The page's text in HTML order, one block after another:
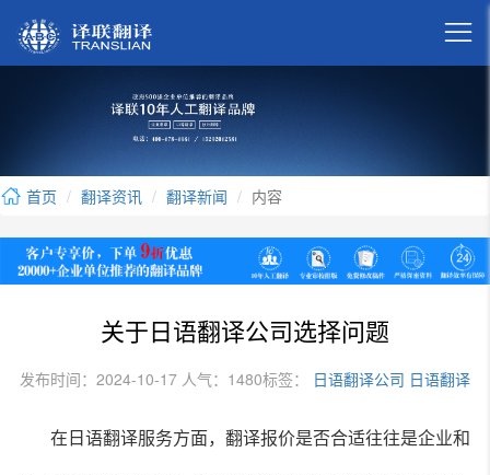

首页 翻译资讯 翻译新闻 内容
关于日语翻译公司选择问题
发布时间：2024-10-17 人气：1480标签： 日语翻译公司 日语翻译
在日语翻译服务方面，翻译报价是否合适往往是企业和